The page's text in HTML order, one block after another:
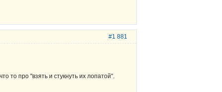
#1 881
то про "взять и стукнуть их лопатой".